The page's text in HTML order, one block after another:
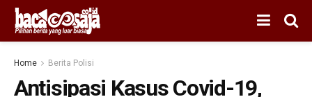
Home Berita Polisi
Antisipasi Kasus Covid-19,